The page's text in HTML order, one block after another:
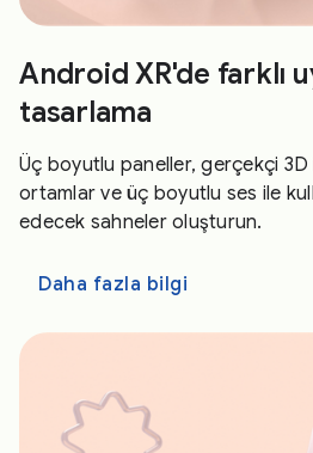
Android XR'de farklı
tasarlama
Üç boyutlu paneller, gerçekçi
ortamlar ve üç boyutlu ses ile
edecek sahneler oluşturun.
Daha fazla bilgi